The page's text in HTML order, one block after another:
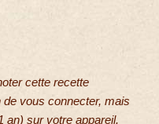
cette recette
vous connecter, mais
an) sur votre appareil.